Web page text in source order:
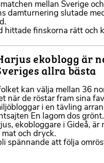
mellan Sverige
damturnering slutade
hittade finskorna rätt och
ekoblogg är
allra bästa
kan välja mellan 36
när de röstar fram sina
i en tävling
En lagom dos
ekobloggare i Gideå, är
och dryck.
bli spännande att följa